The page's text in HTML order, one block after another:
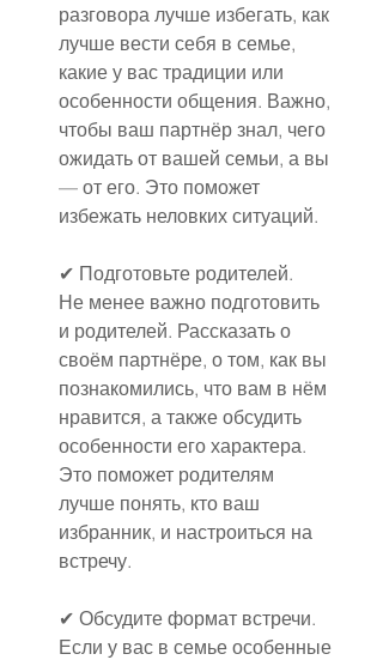
разговора лучше избегать, как
лучше вести себя в семье,
какие у вас традиции или
особенности общения. Важно,
чтобы ваш партнёр знал, чего
ожидать от вашей семьи, а вы
— от его. Это поможет
избежать неловких ситуаций.
✔ Подготовьте родителей.
Не менее важно подготовить
и родителей. Рассказать о
своём партнёре, о том, как вы
познакомились, что вам в нём
нравится, а также обсудить
особенности его характера.
Это поможет родителям
лучше понять, кто ваш
избранник, и настроиться на
встречу.
✔ Обсудите формат встречи.
Если у вас в семье особенные